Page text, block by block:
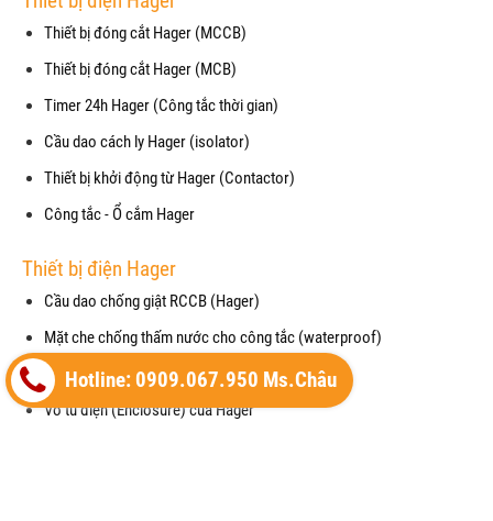
Thiết bị đóng cắt Hager (MCCB)
Thiết bị đóng cắt Hager (MCB)
Timer 24h Hager (Công tắc thời gian)
Cầu dao cách ly Hager (isolator)
Thiết bị khởi động từ Hager (Contactor)
Công tắc - Ổ cắm Hager
Thiết bị điện Hager
Cầu dao chống giật RCCB (Hager)
Mặt che chống thấm nước cho công tắc (waterproof)
Cảm biến chuyển động (Motion Detector)
Vỏ tủ điện (Enclosure) của Hager
Hotline: 0909.067.950 Ms.Châu